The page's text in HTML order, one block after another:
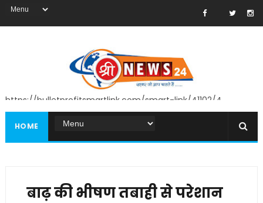
https://bulletprofitsmartlink.com/smart-link/41102/4
HOME
बाढ़ की भीषण तबाही से परेशान